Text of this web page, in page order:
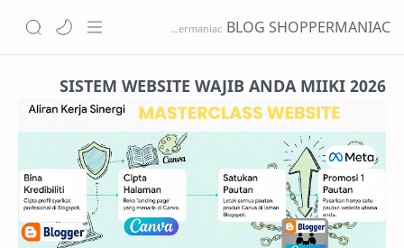
BLOG SHOPPERMANIAC
Features
Pricing
Services
SISTEM WEBSITE WAJIB ANDA MIIKI 2026